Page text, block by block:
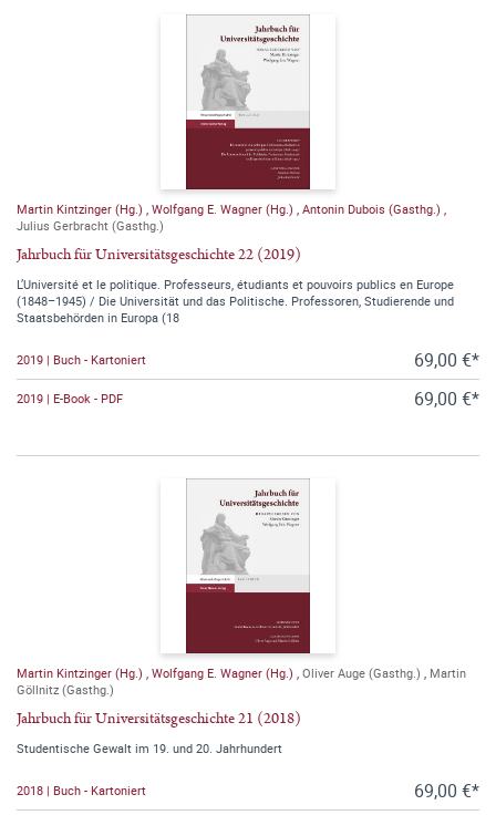
Martin Kintzinger (Hg.) Wolfgang E. Wagner (Hg.) Antonin Dubois (Gasthg.)
Julius Gerbracht (Gasthg.)
Jahrbuch für Universitätsgeschichte 22 (2019)
L’Université et le politique. Professeurs, étudiants et pouvoirs publics en Europe
(1848–1945) / Die Universität und das Politische. Professoren, Studierende und
Staatsbehörden in Europa (18
2019 | Buch - Kartoniert 69,00 €*
2019 | E-Book - PDF 69,00 €*
Martin Kintzinger (Hg.) Wolfgang E. Wagner (Hg.) Oliver Auge (Gasthg.)
Martin
Göllnitz (Gasthg.)
Jahrbuch für Universitätsgeschichte 21 (2018)
Studentische Gewalt im 19. und 20. Jahrhundert
2018 | Buch - Kartoniert 69,00 €*